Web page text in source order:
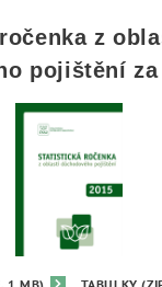
z
pojištění za